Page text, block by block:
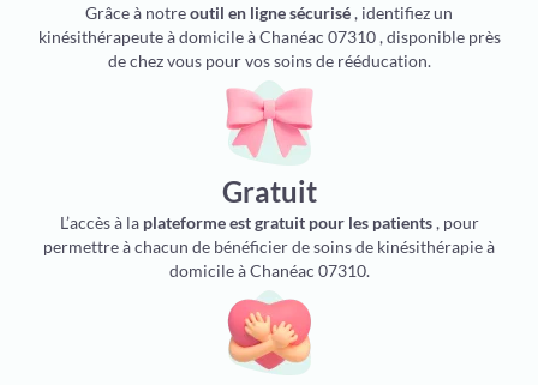
Grâce à notreoutil en ligne sécurisé, identifiez un
kinésithérapeute à domicile à Chanéac 07310 , disponible près
de chez vous pour vos soins de rééducation.
Gratuit
L’accès à la plateforme est gratuit pour les patients, pour
permettre à chacun de bénéficier de soins de kinésithérapie à
domicile à Chanéac 07310.